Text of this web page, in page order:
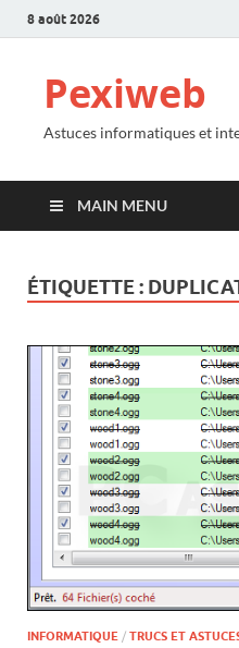
8 août 2026
Pexiweb
Astuces informatiques et
MAIN MENU
ÉTIQUETTE :
INFORMATIQUE / TRUCS ET